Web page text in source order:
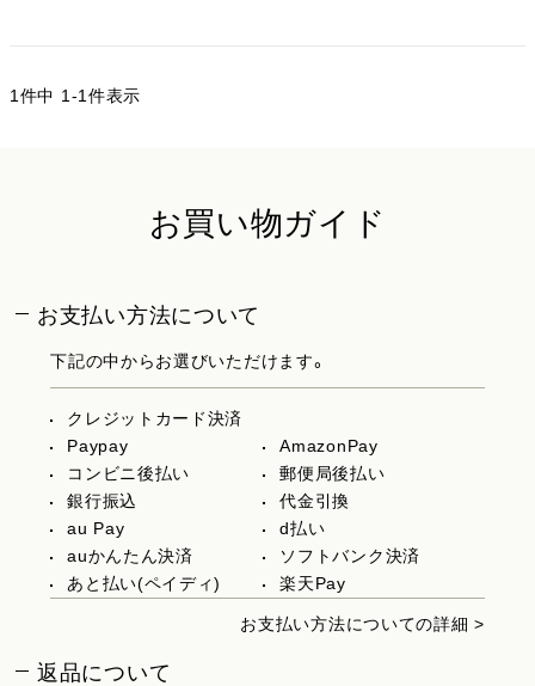
1 件中 1 -1 件表示
お買い物ガイド
お支払い方法について
下記の中からお選びいただけます。
クレジットカード決済
Paypay
AmazonPay
コンビニ後払い
郵便局後払い
銀行振込
代金引換
au Pay
d払い
auかんたん決済
ソフトバンク決済
あと払い(ペイディ)
楽天Pay
お支払い方法についての詳細 >
返品について